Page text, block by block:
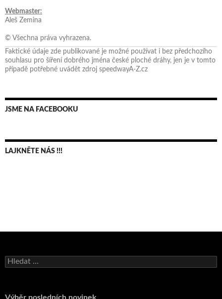
Webmaster:
Aleš Zemina
© Všechna práva vyhrazena.
Faktické údaje zde publikované je možné používat i bez předchozího
souhlasu pro šíření dobrého jména české ploché dráhy, jen je v tomto
případě potřebné uvádět zdroj speedwayA-Z.cz
JSME NA FACEBOOKU
LAJKNĚTE NÁS !!!
Vyhledávání
Výběr posledních novinek
Bruno Belan se radoval z triumfu na domácí dráze!